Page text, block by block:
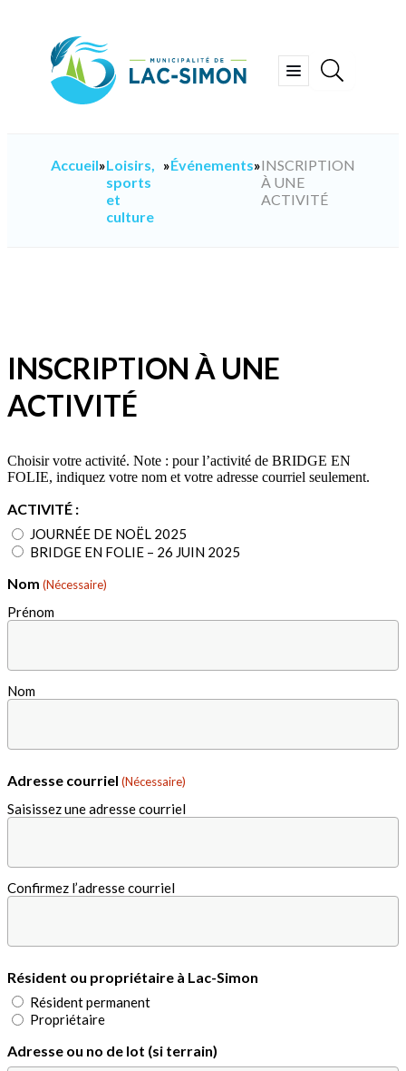
Ouvrir
Accueil»Loisirs,
sports
et
culture
»Événements»INSCRIPTION
À UNE
ACTIVITÉ
INSCRIPTION À UNE
ACTIVITÉ
Choisir votre activité. Note : pour l’activité de BRIDGE EN
FOLIE, indiquez votre nom et votre adresse courriel seulement.
ACTIVITÉ :
JOURNÉE DE NOËL 2025
BRIDGE EN FOLIE – 26 JUIN 2025
Nom (Nécessaire)
Prénom
Nom
Adresse courriel (Nécessaire)
Saisissez une adresse courriel
Confirmez l’adresse courriel
Résident ou propriétaire à Lac-Simon
Résident permanent
Propriétaire
Adresse ou no de lot (si terrain)